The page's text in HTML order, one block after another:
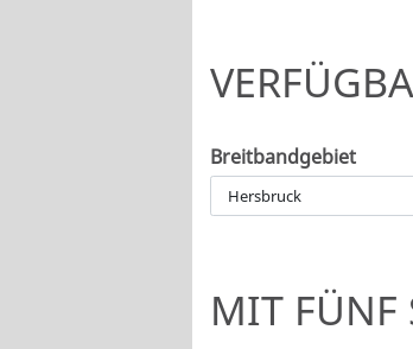
Breitbandgebiet
MIT FÜNF